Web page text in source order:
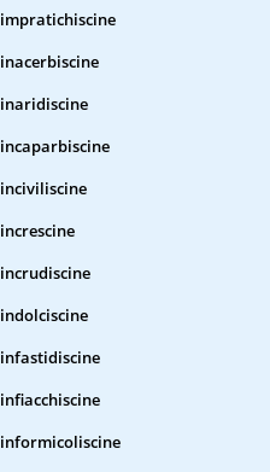
impratichiscine
inacerbiscine
inaridiscine
incaparbiscine
inciviliscine
increscine
incrudiscine
indolciscine
infastidiscine
infiacchiscine
informicoliscine